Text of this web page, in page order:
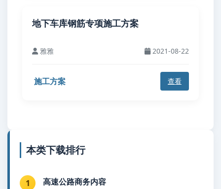
地下车库钢筋专项施工方案
雅雅 2021-08-22
施工方案 查看
本类下载排行
1 高速公路商务内容